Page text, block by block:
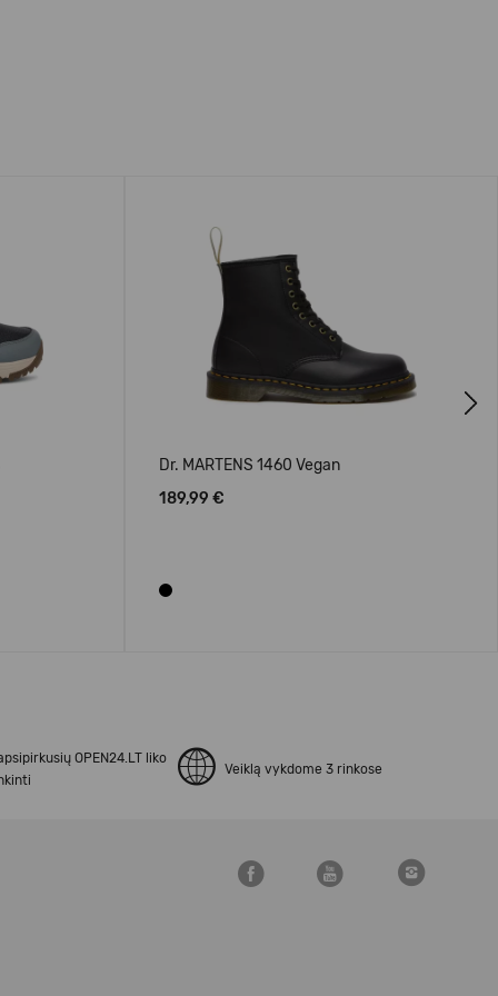
Dr. MARTENS 1460 Vegan
189,99 €
OPEN24.LT liko
Veiklą vykdome 3 rinkose